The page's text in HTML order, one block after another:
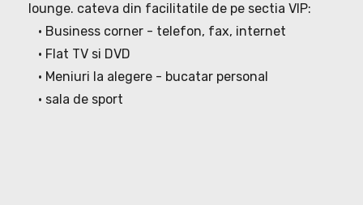
lounge. cateva din facilitatile de pe sectia VIP:
• Business corner - telefon, fax, internet
• Flat TV si DVD
• Meniuri la alegere - bucatar personal
• sala de sport